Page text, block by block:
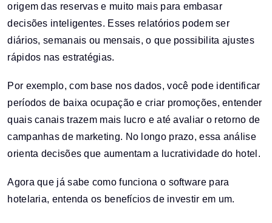
origem das reservas e muito mais para embasar
decisões inteligentes. Esses relatórios podem ser
diários, semanais ou mensais, o que possibilita ajustes
rápidos nas estratégias.
Por exemplo, com base nos dados, você pode identificar
períodos de baixa ocupação e criar promoções, entender
quais canais trazem mais lucro e até avaliar o retorno de
campanhas de marketing. No longo prazo, essa análise
orienta decisões que aumentam a lucratividade do hotel.
Agora que já sabe como funciona o software para
hotelaria, entenda os benefícios de investir em um.